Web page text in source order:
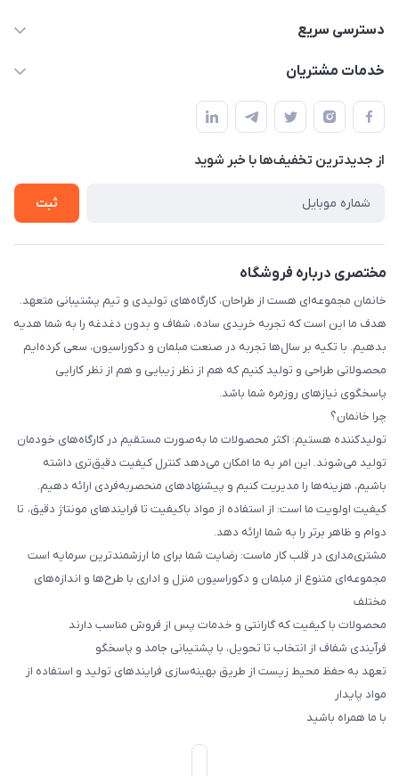
09124780957
دسترسی سریع
حساب کاربری
لیست محصولات
درباره ما
خدمات مشتریان
قوانین و مقررات
حریم خصوصی
راهنما
از جدید‌ترین تخفیف‌ها با‌ خبر شوید
ثبت
مختصری درباره فروشگاه
خانمان مجموعه‌ای هست از طراحان، کارگاه‌های تولیدی و تیم پشتیبانی متعهد.
هدف ما این است که تجربه خریدی ساده، شفاف و بدون دغدغه را به شما هدیه
بدهیم. با تکیه بر سال‌ها تجربه در صنعت مبلمان و دکوراسیون، سعی کرده‌ایم
محصولاتی طراحی و تولید کنیم که هم از نظر زیبایی و هم از نظر کارایی
پاسخگوی نیازهای روزمره شما باشد.
چرا خانمان؟
تولیدکننده هستیم: اکثر محصولات ما به‌صورت مستقیم در کارگاه‌های خودمان
تولید می‌شوند. این امر به ما امکان می‌دهد کنترل کیفیت دقیق‌تری داشته
باشیم، هزینه‌ها را مدیریت کنیم و پیشنهادهای منحصربه‌فردی ارائه دهیم.
کیفیت اولویت ما است: از استفاده از مواد باکیفیت تا فرایندهای مونتاژ دقیق، تا
دوام و ظاهر برتر را به شما ارائه دهد.
مشتری‌مداری در قلب کار ماست: رضایت شما برای ما ارزشمندترین سرمایه است
مجموعه‌ای متنوع از مبلمان و دکوراسیون منزل و اداری با طرح‌ها و اندازه‌های
مختلف
محصولات با کیفیت که گارانتی و خدمات پس از فروش مناسب دارند
فرآیندی شفاف از انتخاب تا تحویل، با پشتیبانی جامد و پاسخگو
تعهد به حفظ محیط زیست از طریق بهینه‌سازی فرایندهای تولید و استفاده از
مواد پایدار
با ما همراه باشید